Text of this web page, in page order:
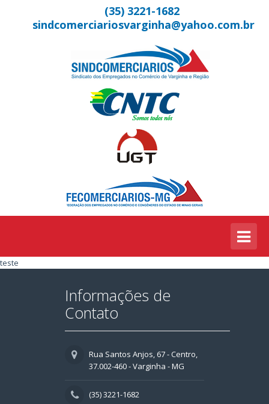
(35) 3221-1682
sindcomerciariosvarginha@yahoo.com.br
teste
Informações de
Contato
Rua Santos Anjos, 67 - Centro,
37.002-460 - Varginha - MG
(35) 3221-1682